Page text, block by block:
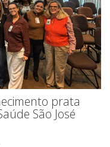
prata
São José